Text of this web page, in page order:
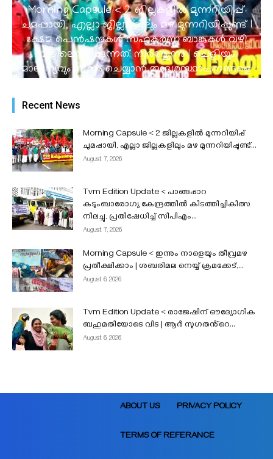
Morning Capsule < 2 ജില്ലകളിൽ മുന്നറിയിപ്പ്
ചുമപ്പായി, എല്ലാ ജില്ലകളിലും മഴ മുന്നറിയിപ്പുണ്ട് I
ക്ഷേമ പെൻഷനുകൾ സഹകരണ ബാങ്കുകൾ വഴി
വീട്ടിലെത്തിക്കുന്നത് നിർത്തുന്നു | ചെളിയും
മാലിന്യവും നീക്കം ചെയ്യാൻ തദ്ദേശസ്ഥാപനങ്ങളെ
‘മൈ പോലീസ് സ്റ്റേഷൻ’ 15 മുതൽ...
Recent News
Morning Capsule < 2 ജില്ലകളിൽ മുന്നറിയിപ്പ്
ചുമപ്പായി, എല്ലാ ജില്ലകളിലും മഴ മുന്നറിയിപ്പുണ്ട്...
August 7, 2026
Tvm Edition Update < പാങ്ങപ്പാറ
കുടുംബാരോഗ്യ കേന്ദ്രത്തിൽ കിടത്തിച്ചികിത്സ
നിലച്ചു, പ്രതിഷേധിച്ച് സിപിഎം...
August 7, 2026
Morning Capsule < ഇന്നും നാളെയും തീവ്രമഴ
പ്രതീക്ഷിക്കാം | ശബരിമല നെയ്യ് ക്രമക്കേട്,...
August 6, 2026
Tvm Edition Update < രാജേഷിന് ഔദ്യോഗിക
ബഹുമതിയോടെ വിട | ആർ സുഗതൻ്റെ...
August 6, 2026
ABOUT US PRIVACY POLICY
TERMS OF REFERANCE